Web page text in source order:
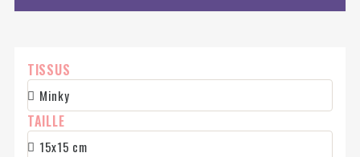
TISSUS
TAILLE